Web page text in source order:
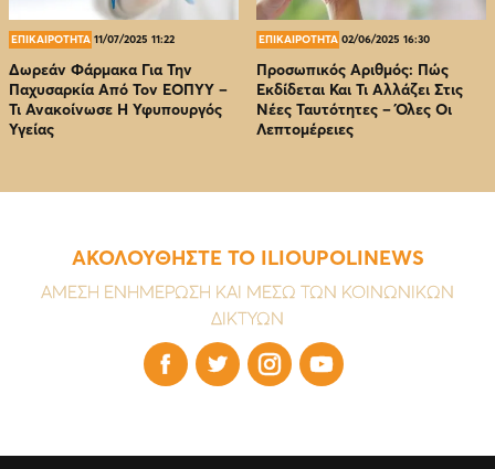
ΕΠΙΚΑΙΡΟΤΗΤΑ 11/07/2025 11:22
Δωρεάν Φάρμακα Για Την
Παχυσαρκία Από Τον EOΠΥΥ –
Τι Ανακοίνωσε Η Υφυπουργός
Υγείας
ΕΠΙΚΑΙΡΟΤΗΤΑ 02/06/2025 16:30
Προσωπικός Αριθμός: Πώς
Εκδίδεται Και Τι Αλλάζει Στις
Νέες Ταυτότητες – Όλες Οι
Λεπτομέρειες
ΑΚΟΛΟΥΘΗΣΤΕ ΤΟ ILIOUPOLINEWS
ΑΜΕΣΗ ΕΝΗΜΕΡΩΣΗ ΚΑΙ ΜΕΣΩ ΤΩΝ ΚΟΙΝΩΝΙΚΩΝ
ΔΙΚΤΥΩΝ
   